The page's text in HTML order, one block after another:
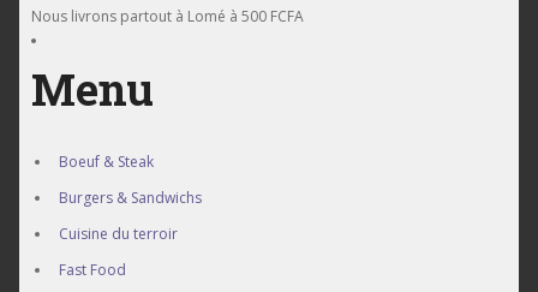
restaurant
Mivacity vous
propose les
Nous livrons partout à Lomé à 500 FCFA
Menu
Boeuf & Steak
Burgers & Sandwichs
Cuisine du terroir
Fast Food